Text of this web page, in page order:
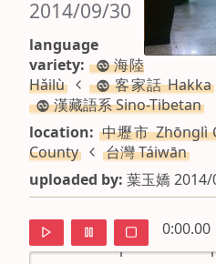
2014/09/30
language
variety:
海陸
Hǎilù
客家話 Hakka
漢藏語系 Sino-Tibetan
location: 中壢市 Zhōnglì
County
台灣 Táiwān
uploaded by: 葉玉嬌
0:00.00